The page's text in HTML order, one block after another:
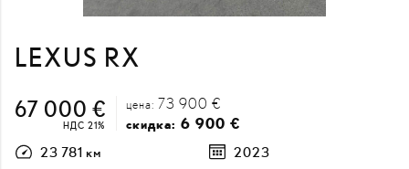
LEXUS RX
67 000 €
НДС 21%
цена: 73 900 €
скидка: 6 900 €
23 781 км 2023